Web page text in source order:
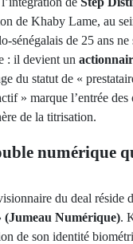
de Khaby Lame, au
sénégalais de 25 ans ne
: il devient un
du statut de «
» marque l’entrée des
de la titrisation.
numérique
du deal réside
(Jumeau Numérique).
de son identité